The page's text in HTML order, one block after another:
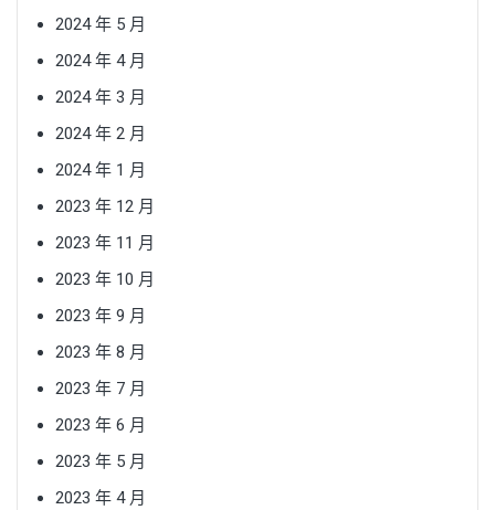
2024 年 5 月
2024 年 4 月
2024 年 3 月
2024 年 2 月
2024 年 1 月
2023 年 12 月
2023 年 11 月
2023 年 10 月
2023 年 9 月
2023 年 8 月
2023 年 7 月
2023 年 6 月
2023 年 5 月
2023 年 4 月